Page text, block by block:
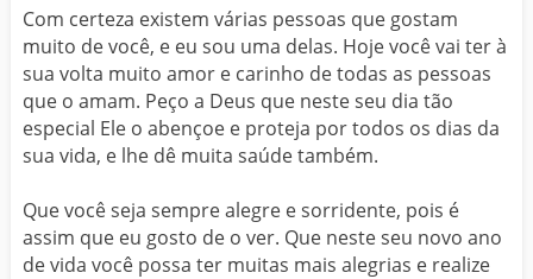
Com certeza existem várias pessoas que gostam
muito de você, e eu sou uma delas. Hoje você vai ter à
sua volta muito amor e carinho de todas as pessoas
que o amam. Peço a Deus que neste seu dia tão
especial Ele o abençoe e proteja por todos os dias da
sua vida, e lhe dê muita saúde também.
Que você seja sempre alegre e sorridente, pois é
assim que eu gosto de o ver. Que neste seu novo ano
de vida você possa ter muitas mais alegrias e realize